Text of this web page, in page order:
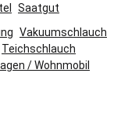
Saatgut
Vakuumschlauch
Teichschlauch
/ Wohnmobil